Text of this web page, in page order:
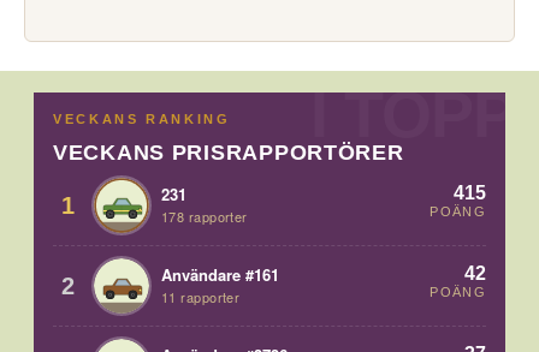
VECKANS RANKING
VECKANS PRISRAPPORTÖRER
1 231
178 rapporter
415
POÄNG
2 Användare #161
11 rapporter
42
POÄNG